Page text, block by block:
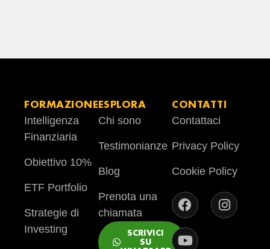
FORMAZIONE
Intelligenza
Finanziaria
Obiettivo 10%
ETF Portfolio
Strategie di
Investing
ESPLORA
Chi sono
Testimonianze
Blog
Prenota una
chiamata
SCRIVICI
SU
CONTATTI
Contattaci
Privacy Policy
Cookie Policy